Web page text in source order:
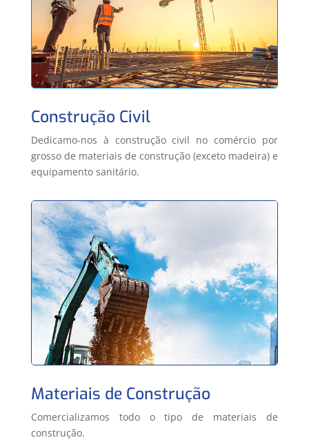
Construção Civil
Dedicamo-nos à construção civil no comércio por
grosso de materiais de construção (exceto madeira) e
equipamento sanitário.
Materiais de Construção
Comercializamos todo o tipo de materiais de
construção.